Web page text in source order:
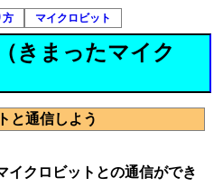
方 マイクロビット
きまったマイク
と通信しよう
イクロビットとの通信ができ